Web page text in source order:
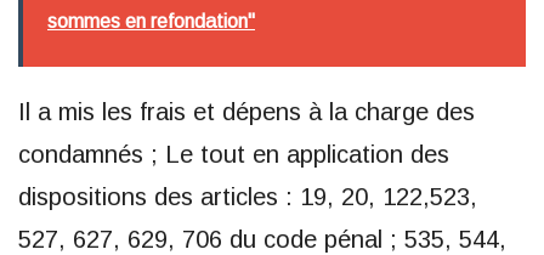
sommes en refondation"
Il a mis les frais et dépens à la charge des
condamnés ; Le tout en application des
dispositions des articles : 19, 20, 122,523,
527, 627, 629, 706 du code pénal ; 535, 544,